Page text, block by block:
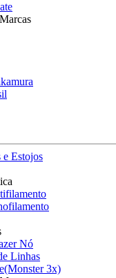
e Estojos
Nó
Linhas
3x)